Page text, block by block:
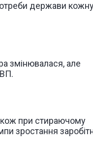
держави
змінювалася, але
при стираючому
зростання